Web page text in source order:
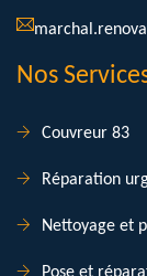
Nos
Couvreur 83
Réparation
Nettoyage et